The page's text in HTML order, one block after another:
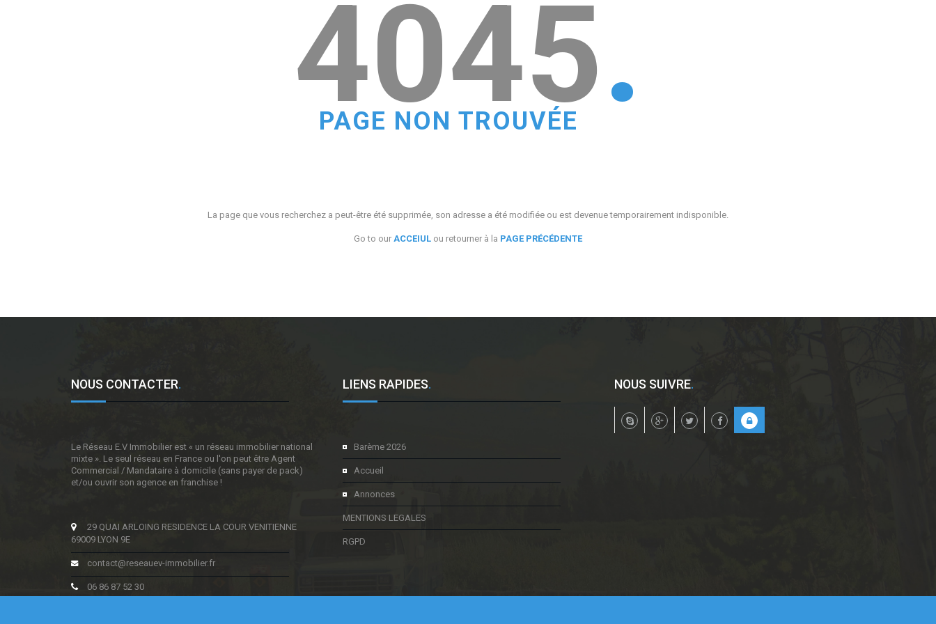
4045.
PAGE NON TROUVÉE
La page que vous recherchez a peut-être été supprimée, son adresse a été modifiée ou est devenue temporairement indisponible.
Go to our ACCEIUL ou retourner à la PAGE PRÉCÉDENTE
NOUS CONTACTER.
Le Réseau E.V Immobilier est « un réseau immobilier national
mixte ». Le seul réseau en France ou l'on peut être Agent
Commercial / Mandataire à domicile (sans payer de pack)
et/ou ouvrir son agence en franchise !
29 QUAI ARLOING RESIDENCE LA COUR VENITIENNE
69009 LYON 9E
contact@reseauev-immobilier.fr
06 86 87 52 30
LIENS RAPIDES.
Barème 2026
Accueil
Annonces
MENTIONS LEGALES
RGPD
NOUS SUIVRE.